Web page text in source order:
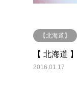
【北海道】
【 北海道
2016.01.17